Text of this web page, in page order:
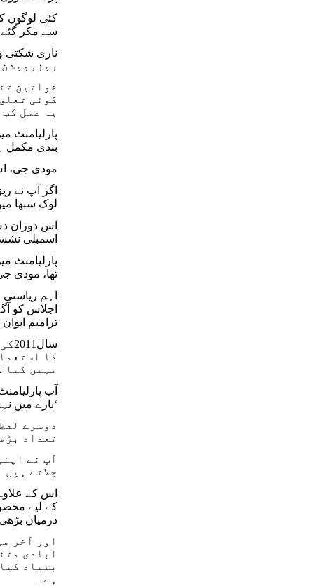
سے مکر
خواتین
یہ عمل
بندی مکمل
مودی جی،
لوک سبھا میں 180 خواتین ہوتیں۔ اس کے بجائے ان کی تعداد گھٹ کر صرف 74 رہ گئی ہے، جو
اسمبلی نشستوں میں سے 2022 کے انتخابات
پارلیامنٹ
تھا، مودی
اجلاس کو
ترامیم
کا
نہیں کیا
بارے میں نہیں تھا، بلکہ ہر کسی کو کچھ دینے کے بارے میں تھا، یہ دینے سے متعلق ترمیم تھی۔‘
دوسرے
تعداد
آپ نے
چلاتے
درمیان
اور آخر
آبادی
بنیاد
ہے۔